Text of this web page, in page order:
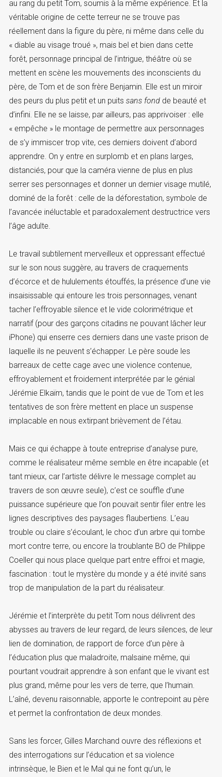
au rang du petit Tom, soumis à la même expérience. Et la
véritable origine de cette terreur ne se trouve pas
réellement dans la figure du père, ni même dans celle du
« diable au visage troué », mais bel et bien dans cette
forêt, personnage principal de l’intrigue, théâtre où se
mettent en scène les mouvements des inconscients du
père, de Tom et de son frère Benjamin. Elle est un miroir
des peurs du plus petit et un puits sans fondde beauté et
d’infini. Elle ne se laisse, par ailleurs, pas apprivoiser : elle
« empêche » le montage de permettre aux personnages
de s’y immiscer trop vite, ces derniers doivent d’abord
apprendre. On y entre en surplomb et en plans larges,
distanciés, pour que la caméra vienne de plus en plus
serrer ses personnages et donner un dernier visage mutilé,
dominé de la forêt : celle de la déforestation, symbole de
l’avancée inéluctable et paradoxalement destructrice vers
l’âge adulte.
Le travail subtilement merveilleux et oppressant effectué
sur le son nous suggère, au travers de craquements
d’écorce et de hululements étouffés, la présence d’une vie
insaisissable qui entoure les trois personnages, venant
tacher l’effroyable silence et le vide colorimétrique et
narratif (pour des garçons citadins ne pouvant lâcher leur
iPhone) qui enserre ces derniers dans une vaste prison de
laquelle ils ne peuvent s’échapper. Le père soude les
barreaux de cette cage avec une violence contenue,
effroyablement et froidement interprétée par le génial
Jérémie Elkaïm, tandis que le point de vue de Tom et les
tentatives de son frère mettent en place un suspense
implacable en nous extirpant brièvement de l’étau.
Mais ce qui échappe à toute entreprise d’analyse pure,
comme le réalisateur même semble en être incapable (et
tant mieux, car l’artiste délivre le message complet au
travers de son œuvre seule), c’est ce souffle d’une
puissance supérieure que l’on pouvait sentir filer entre les
lignes descriptives des paysages flaubertiens. L’eau
trouble ou claire s’écoulant, le choc d’un arbre qui tombe
mort contre terre, ou encore la troublante BO de Philippe
Coeller qui nous place quelque part entre effroi et magie,
fascination : tout le mystère du monde y a été invité sans
trop de manipulation de la part du réalisateur.
Jérémie et l’interprète du petit Tom nous délivrent des
abysses au travers de leur regard, de leurs silences, de leur
lien de domination, de rapport de force d’un père à
l’éducation plus que maladroite, malsaine même, qui
pourtant voudrait apprendre à son enfant que le vivant est
plus grand, même pour les vers de terre, que l’humain.
L’aîné, devenu raisonnable, apporte le contrepoint au père
et permet la confrontation de deux mondes.
Sans les forcer, Gilles Marchand ouvre des réflexions et
des interrogations sur l’éducation et sa violence
intrinsèque, le Bien et le Mal qui ne font qu’un, le